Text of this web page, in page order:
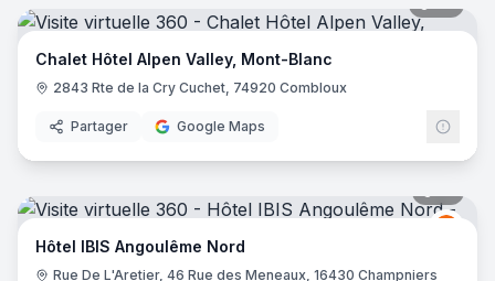
Chalet Hôtel Alpen Valley, Mont-Blanc
2843 Rte de la Cry Cuchet, 74920 Combloux
Partager Google Maps
Ibis
Hôtel IBIS Angoulême Nord
Rue De L'Aretier, 46 Rue des Meneaux, 16430 Champniers